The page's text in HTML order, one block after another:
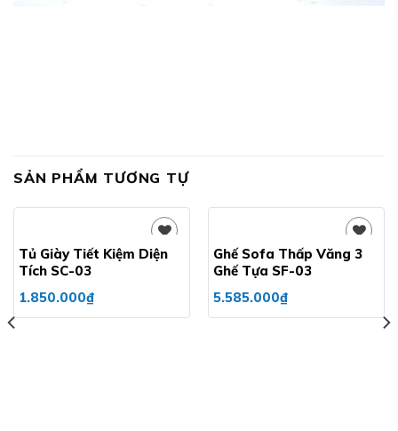
SẢN PHẨM TƯƠNG TỰ
Tủ Giày Tiết Kiệm Diện
Tích SC-03
1.850.000₫
Ghế Sofa Thấp Văng 3
Ghế Tựa SF-03
5.585.000₫